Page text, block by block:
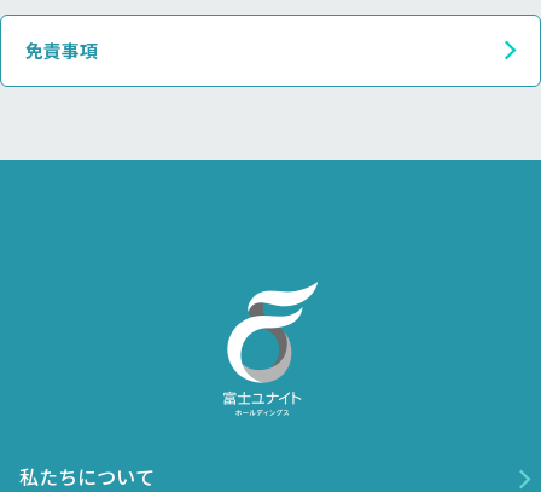
免責事項
私たちについて